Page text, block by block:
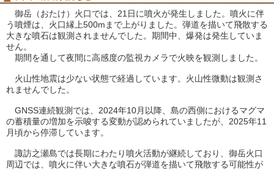
御岳（おたけ）火口では、21日に噴火が発生しました。噴火に伴
う噴煙は、火口縁上500mまで上がりました。弾道を描いて飛散する
大きな噴石は観測されませんでした。期間中、爆発は発生していま
せん。
期間を通して夜間に高感度の監視カメラで火映を観測しました。
火山性地震は少ない状態で経過しています。火山性微動は観測さ
れませんでした。
GNSS連続観測では、2024年10月以降、島の西側におけるマグマ
の蓄積量の増加を示唆する変動が認められていましたが、2025年11
月頃から停滞しています。
諏訪之瀬島では長期にわたり噴火活動が継続しており、御岳火口
周辺では、噴火に伴い大きな噴石が弾道を描いて飛散する可能性が